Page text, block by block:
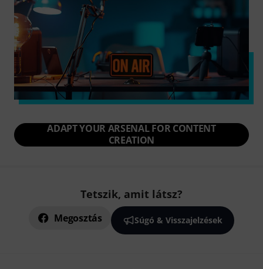
ADAPT YOUR ARSENAL FOR CONTENT
CREATION
Tetszik, amit látsz?
Megosztás Súgó & Visszajelzések